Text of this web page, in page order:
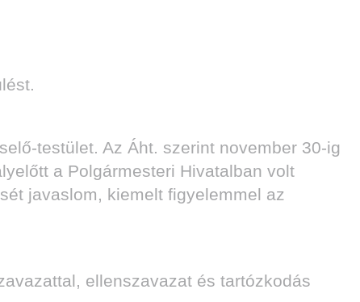
testület. Az Áht. szerint november 30-ig
a Polgármesteri Hivatalban volt
javaslom, kiemelt figyelemmel az
ellenszavazat és tartózkodás